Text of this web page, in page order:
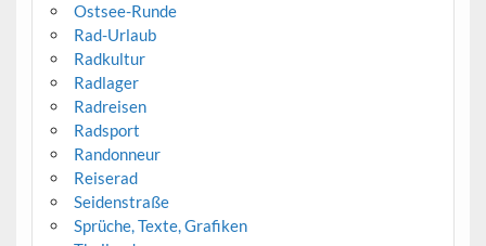
Ostsee-Runde
Rad-Urlaub
Radkultur
Radlager
Radreisen
Radsport
Randonneur
Reiserad
Seidenstraße
Sprüche, Texte, Grafiken